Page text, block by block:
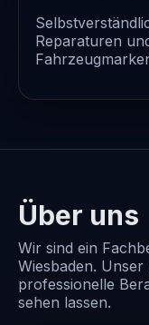
Reparaturen
Über uns
Wir sind ein
Wiesbaden.
professionelle
sehen lassen.